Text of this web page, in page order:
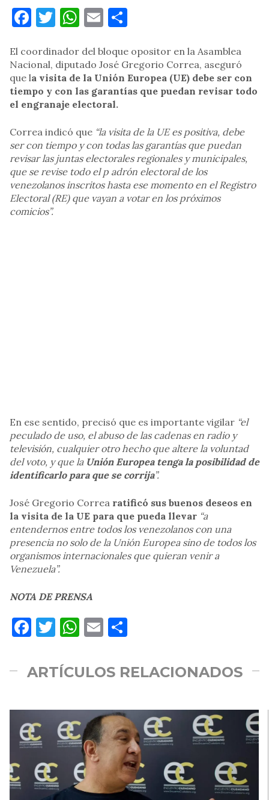
Facebook
Twitter
WhatsApp
Email
El coordinador del bloque opositor en la Asamblea
Nacional, diputado José Gregorio Correa, aseguró
que la visita de la Unión Europea (UE) debe ser con
tiempo y con las garantías que puedan revisar todo
el engranaje electoral.
Correa indicó que “la visita de la UE es positiva, debe
ser con tiempo y con todas las garantías que puedan
revisar las juntas electorales regionales y municipales,
que se revise todo el p adrón electoral de los
venezolanos inscritos hasta ese momento en el Registro
Electoral (RE) que vayan a votar en los próximos
comicios”.
En ese sentido, precisó que es importante vigilar “el
peculado de uso, el abuso de las cadenas en radio y
televisión, cualquier otro hecho que altere la voluntad
del voto, y que la Unión Europea tenga la posibilidad de
identificarlo para que se corrija”.
José Gregorio Correa ratificó sus buenos deseos en
la visita de la UE para que pueda llevar “a
entendernos entre todos los venezolanos con una
presencia no solo de la Unión Europea sino de todos los
organismos internacionales que quieran venir a
Venezuela”.
NOTA DE PRENSA
Facebook
Twitter
WhatsApp
Email
ARTÍCULOS RELACIONADOS